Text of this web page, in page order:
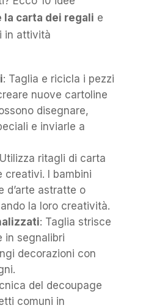
la carta dei regali e
in attività
: Taglia e ricicla i pezzi
nuove cartoline
disegnare,
e inviarle a
ritagli di carta
creativi. I bambini
d’arte astratte o
la loro creatività.
: Taglia strisce
in segnalibri
decorazioni con
del decoupage
comuni in